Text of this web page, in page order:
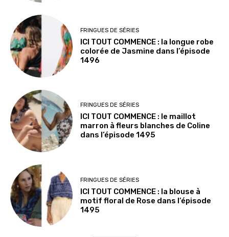
FRINGUES DE SÉRIES
ICI TOUT COMMENCE : la longue robe
colorée de Jasmine dans l’épisode
1496
FRINGUES DE SÉRIES
ICI TOUT COMMENCE : le maillot
marron à fleurs blanches de Coline
dans l’épisode 1495
FRINGUES DE SÉRIES
ICI TOUT COMMENCE : la blouse à
motif floral de Rose dans l’épisode
1495